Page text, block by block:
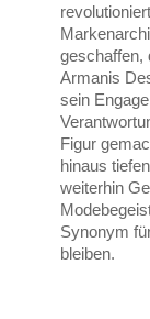
geschaffen,
Armanis
sein
Figur
hinaus
weiterhin
Synonym
bleiben.